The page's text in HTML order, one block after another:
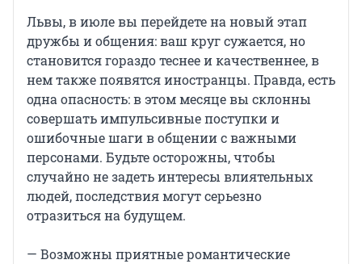
Львы, в июле вы перейдете на новый этап
дружбы и общения: ваш круг сужается, но
становится гораздо теснее и качественнее, в
нем также появятся иностранцы. Правда, есть
одна опасность: в этом месяце вы склонны
совершать импульсивные поступки и
ошибочные шаги в общении с важными
персонами. Будьте осторожны, чтобы
случайно не задеть интересы влиятельных
людей, последствия могут серьезно
отразиться на будущем.
— Возможны приятные романтические